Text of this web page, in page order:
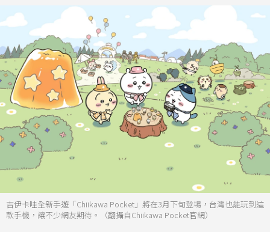
吉伊卡哇全新手遊「Chiikawa Pocket」將在3月下旬登場，台灣也能玩到這
款手機，讓不少網友期待。（翻攝自Chiikawa Pocket官網）